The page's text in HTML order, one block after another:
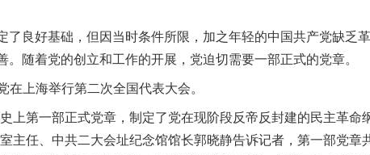
良好基础，但因当时条件所限，加之年轻的中国共产党缺乏
随着党的创立和工作的开展，党迫切需要一部正式的党章。
上海举行第二次全国代表大会。
第一部正式党章，制定了党在现阶段反帝反封建的民主革命
主任、中共二大会址纪念馆馆长郭晓静告诉记者，第一部党章